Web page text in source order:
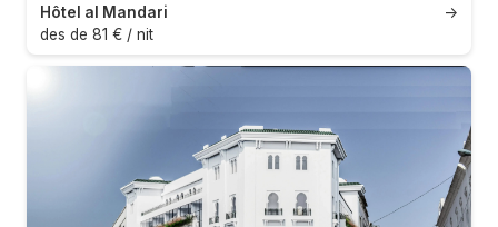
→
Hôtel al Mandari
des de 81 € / nit